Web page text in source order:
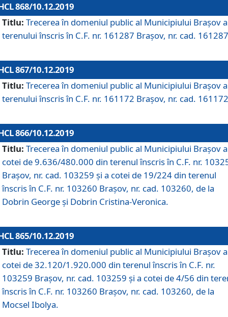
868/10.12.2019
Titlu: Trecerea în domeniul public al Municipiului Braşov a
terenului înscris în C.F. nr. 161287 Brașov, nr. cad.
867/10.12.2019
Titlu: Trecerea în domeniul public al Municipiului Braşov a
terenului înscris în C.F. nr. 161172 Brașov, nr. cad.
866/10.12.2019
Titlu: Trecerea în domeniul public al Municipiului Braşov a
cotei de 9.636/480.000 din terenul înscris în C.F. nr.
Brașov, nr. cad. 103259 și a cotei de 19/224 din terenul
înscris în C.F. nr. 103260 Brașov, nr. cad. 103260, de la
Dobrin George și Dobrin Cristina-Veronica.
865/10.12.2019
Titlu: Trecerea în domeniul public al Municipiului Braşov a
cotei de 32.120/1.920.000 din terenul înscris în C.F. nr.
103259 Brașov, nr. cad. 103259 și a cotei de 4/56 din
înscris în C.F. nr. 103260 Brașov, nr. cad. 103260, de la
Mocsel Ibolya.